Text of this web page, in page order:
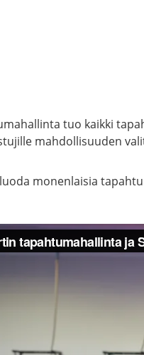
tuo kaikki
mahdollisuuden
monenlaisia